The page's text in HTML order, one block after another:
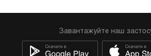
Завантажуйте наш